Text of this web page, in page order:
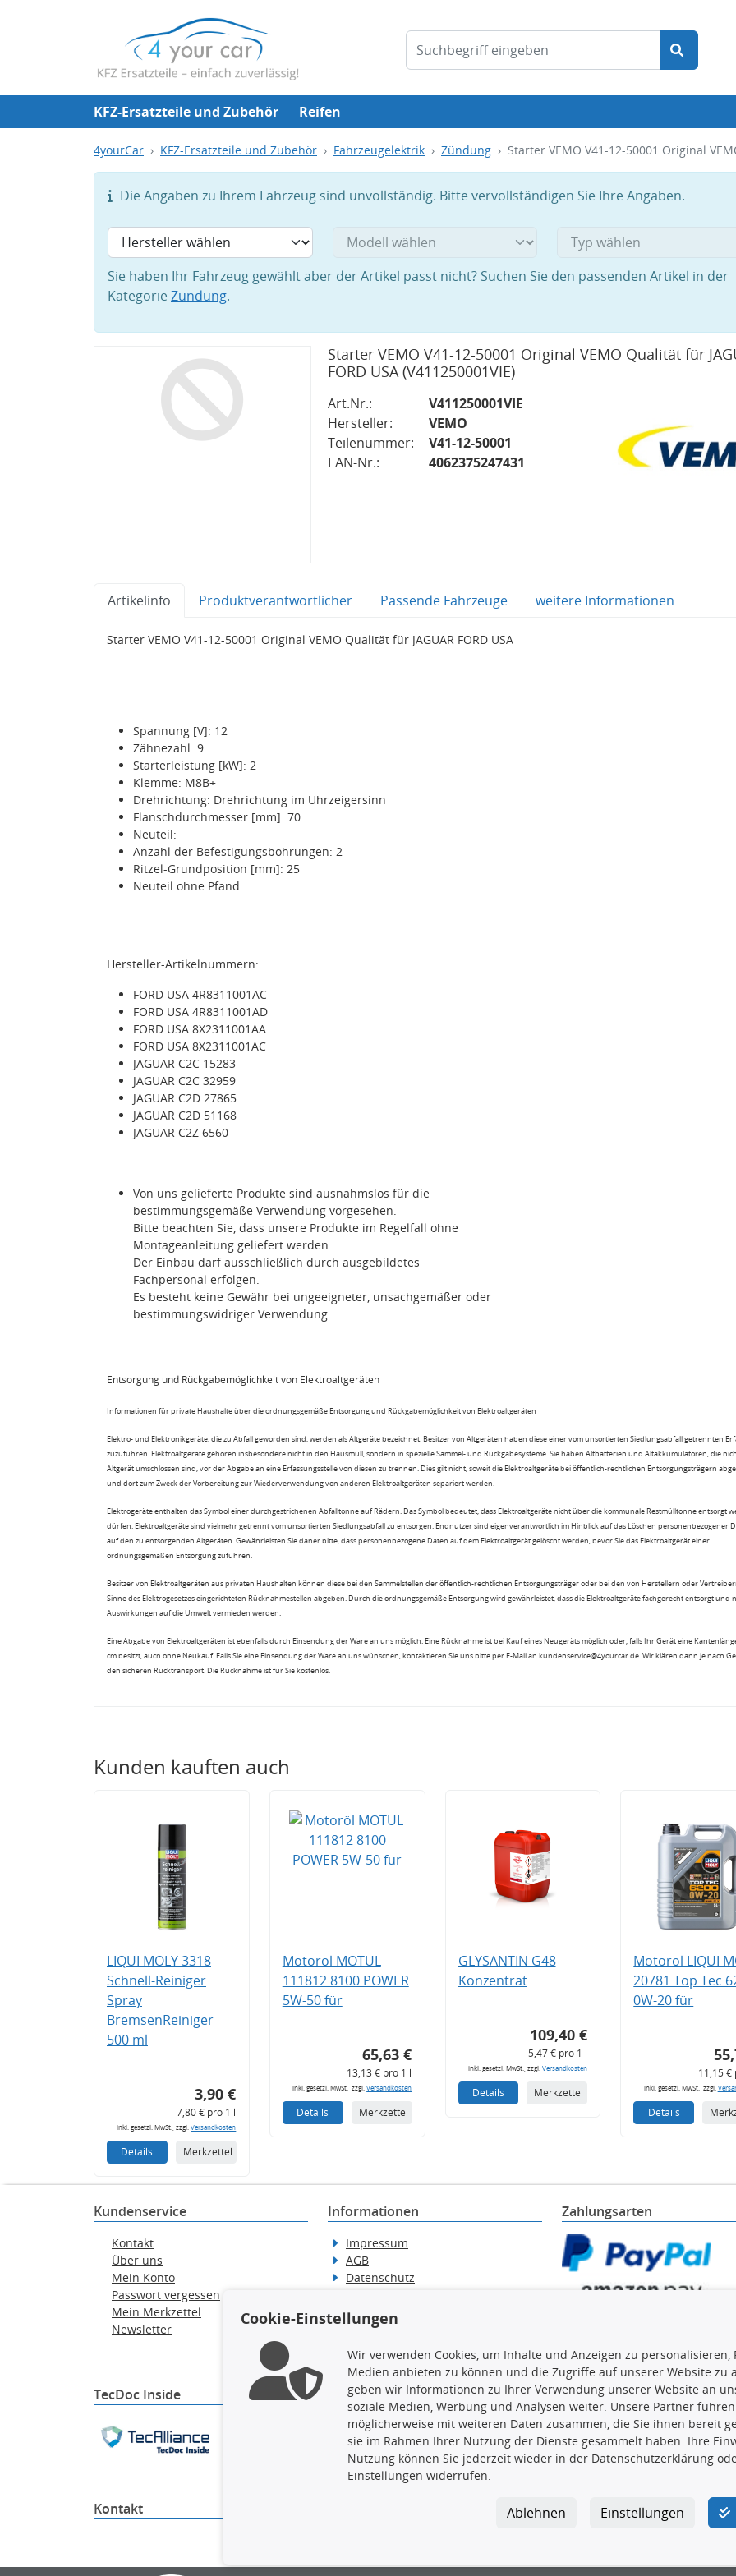
KFZ-Ersatzteile und Zubehör Reifen
4yourCar KFZ-Ersatzteile und Zubehör Fahrzeugelektrik Zündung Starter VEMO V41-12-50001 Original
Die Angaben zu Ihrem Fahrzeug sind unvollständig. Bitte vervollständigen Sie Ihre Angaben.
Sie haben Ihr Fahrzeug gewählt aber der Artikel passt nicht? Suchen Sie den passenden Artikel in der
KategorieZündung.
Starter VEMO V41-12-50001 Original VEMO Qualität für
FORD USA(V411250001VIE)
Art.Nr.:
V411250001VIE
Hersteller:
VEMO
Teilenummer:
V41-12-50001
EAN-Nr.:
4062375247431
Artikelinfo Produktverantwortlicher Passende Fahrzeuge weitere Informationen
Starter VEMO V41-12-50001 Original VEMO Qualität für JAGUAR FORD USA
Spannung [V]: 12
Zähnezahl: 9
Starterleistung [kW]: 2
Klemme: M8B+
Drehrichtung: Drehrichtung im Uhrzeigersinn
Flanschdurchmesser [mm]: 70
Neuteil:
Anzahl der Befestigungsbohrungen: 2
Ritzel-Grundposition [mm]: 25
Neuteil ohne Pfand:
Hersteller-Artikelnummern:
FORD USA 4R8311001AC
FORD USA 4R8311001AD
FORD USA 8X2311001AA
FORD USA 8X2311001AC
JAGUAR C2C 15283
JAGUAR C2C 32959
JAGUAR C2D 27865
JAGUAR C2D 51168
JAGUAR C2Z 6560
Von uns gelieferte Produkte sind ausnahmslos für die
bestimmungsgemäße Verwendung vorgesehen.
Bitte beachten Sie, dass unsere Produkte im Regelfall ohne
Montageanleitung geliefert werden.
Der Einbau darf ausschließlich durch ausgebildetes
Fachpersonal erfolgen.
Es besteht keine Gewähr bei ungeeigneter, unsachgemäßer oder
bestimmungswidriger Verwendung.
Entsorgung und Rückgabemöglichkeit von Elektroaltgeräten
Informationen für private Haushalte über die ordnungsgemäße Entsorgung und Rückgabemöglichkeit von Elektroaltgeräten
Elektro- und Elektronikgeräte, die zu Abfall geworden sind, werden als Altgeräte bezeichnet. Besitzer von Altgeräten haben diese einer vom unsortierten Siedlungsabfall getrennten
zuzuführen. Elektroaltgeräte gehören insbesondere nicht in den Hausmüll, sondern in spezielle Sammel- und Rückgabesysteme. Sie haben Altbatterien und Altakkumulatoren, die
Altgerät umschlossen sind, vor der Abgabe an eine Erfassungsstelle von diesen zu trennen. Dies gilt nicht, soweit die Elektroaltgeräte bei öffentlich-rechtlichen Entsorgungsträgern
und dort zum Zweck der Vorbereitung zur Wiederverwendung von anderen Elektroaltgeräten separiert werden.
Elektrogeräte enthalten das Symbol einer durchgestrichenen Abfalltonne auf Rädern. Das Symbol bedeutet, dass Elektroaltgeräte nicht über die kommunale Restmülltonne entsorgt
dürfen. Elektroaltgeräte sind vielmehr getrennt vom unsortierten Siedlungsabfall zu entsorgen. Endnutzer sind eigenverantwortlich im Hinblick auf das Löschen personenbezogener
auf den zu entsorgenden Altgeräten. Gewährleisten Sie daher bitte, dass personenbezogene Daten auf dem Elektroaltgerät gelöscht werden, bevor Sie das Elektroaltgerät einer
ordnungsgemäßen Entsorgung zuführen.
Besitzer von Elektroaltgeräten aus privaten Haushalten können diese bei den Sammelstellen der öffentlich-rechtlichen Entsorgungsträger oder bei den von Herstellern oder
Sinne des Elektrogesetzes eingerichteten Rücknahmestellen abgeben. Durch die ordnungsgemäße Entsorgung wird gewährleistet, dass die Elektroaltgeräte fachgerecht entsorgt und
Auswirkungen auf die Umwelt vermieden werden.
Eine Abgabe von Elektroaltgeräten ist ebenfalls durch Einsendung der Ware an uns möglich. Eine Rücknahme ist bei Kauf eines Neugeräts möglich oder, falls Ihr Gerät eine
cm besitzt, auch ohne Neukauf. Falls Sie eine Einsendung der Ware an uns wünschen, kontaktieren Sie uns bitte per E-Mail an kundenservice@4yourcar.de. Wir klären dann je nach
den sicheren Rücktransport. Die Rücknahme ist für Sie kostenlos.
Kunden kauften auch
LIQUI MOLY 3318
Schnell-Reiniger
Spray
BremsenReiniger
500 ml
3,90 €
7,80 € pro 1 l
inkl. gesetzl. MwSt., zzgl.Versandkosten
Details Merkzettel
Motoröl MOTUL
111812 8100 POWER
5W-50 für
65,63 €
13,13 € pro 1 l
inkl. gesetzl. MwSt., zzgl.Versandkosten
Details Merkzettel
GLYSANTIN G48
Konzentrat
109,40 €
5,47 € pro 1 l
inkl. gesetzl. MwSt., zzgl. Versandkosten
Details Merkzettel
Motoröl LIQUI
20781 Top Tec
0W-20 für
11,15 €
inkl. gesetzl. MwSt., zzgl.
Details
Kundenservice
Kontakt
Über uns
Mein Konto
Passwort vergessen
Mein Merkzettel
Newsletter
Informationen
Impressum
AGB
Datenschutz
Hilfe / Alt-Öl / Batterien
Widerrufsbelehrung
Vertrag widerrufen
Zahlungsarten
TecDoc Inside
Die hier angezeigten Daten, insbesondere die gesamte Datenbank, dürfen nicht kopiert
gesamte Datenbank ohne vorherige Zustimmung TecDocs zu vervielfältigen, zu
ausführen zu lassen. Ein Zuwiderhandeln stellt eine Urheberrechtsverletzung dar und
Kontakt
Cookie-Einstellungen
Wir verwenden Cookies, um Inhalte und Anzeigen zu
Medien anbieten zu können und die Zugriffe auf unserer Website zu
geben wir Informationen zu Ihrer Verwendung unserer Website an
soziale Medien, Werbung und Analysen weiter. Unsere Partner
möglicherweise mit weiteren Daten zusammen, die Sie ihnen bereit
sie im Rahmen Ihrer Nutzung der Dienste gesammelt haben. Ihre
Nutzung können Sie jederzeit wieder in der Datenschutzerklärung
Einstellungen widerrufen.
Einstellungen
Ablehnen